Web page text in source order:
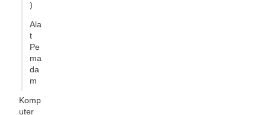
)
Ala
t
Pe
ma
da
m
Komp
uter